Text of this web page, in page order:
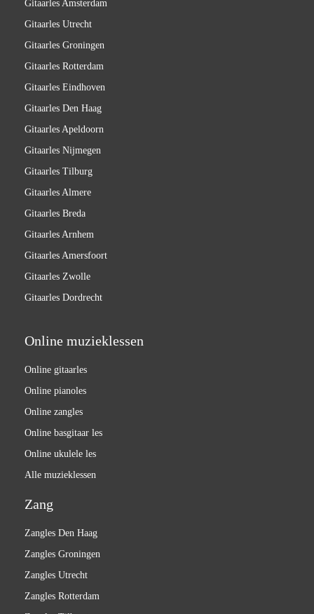
Gitaarles Amsterdam
Gitaarles Utrecht
Gitaarles Groningen
Gitaarles Rotterdam
Gitaarles Eindhoven
Gitaarles Den Haag
Gitaarles Apeldoorn
Gitaarles Nijmegen
Gitaarles Tilburg
Gitaarles Almere
Gitaarles Breda
Gitaarles Arnhem
Gitaarles Amersfoort
Gitaarles Zwolle
Gitaarles Dordrecht
Online muzieklessen
Online gitaarles
Online pianoles
Online zangles
Online basgitaar les
Online ukulele les
Alle muzieklessen
Zang
Zangles Den Haag
Zangles Groningen
Zangles Utrecht
Zangles Rotterdam